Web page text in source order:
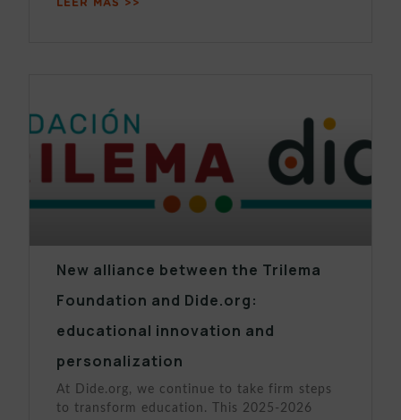
LEER MÁS >>
New alliance between the Trilema
Foundation and Dide.org:
educational innovation and
personalization
At Dide.org, we continue to take firm steps
to transform education. This 2025-2026